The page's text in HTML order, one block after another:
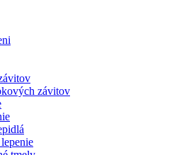
závitov